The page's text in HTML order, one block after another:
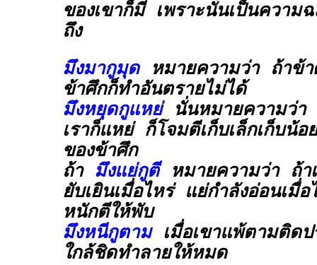
ของเขาก็มี เพราะนั่นเป็นความ
ถึง
มึงมากูมุดหมายความว่า ถ้าข้า
ข้าศึกก็ทำอันตรายไม่ได้
มึงหยุดกูแหย่นั่นหมายความว่า
เราก็แหย่ ก็โจมตีเก็บเล็กเก็บน้
ของข้าศึก
ถ้า มึงแย่กูตีหมายความว่า ถ้าเ
ยับเยินเมื่อไหร่ แย่กำลังอ่อนเมื่
หนักตีให้พับ
มึงหนีกูตามเมื่อเขาแพ้ตามติดป
ใกล้ชิดทำลายให้หมด